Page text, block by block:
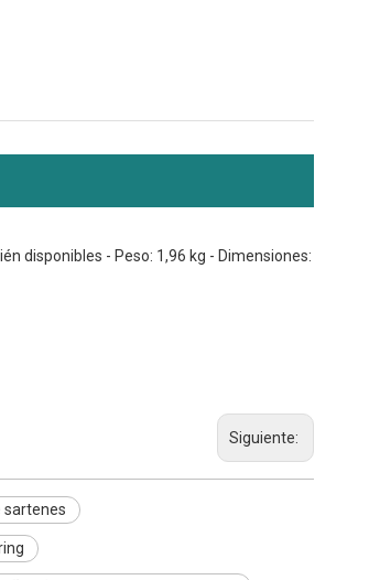
disponibles - Peso: 1,96 kg - Dimensiones:
Siguiente:
sartenes